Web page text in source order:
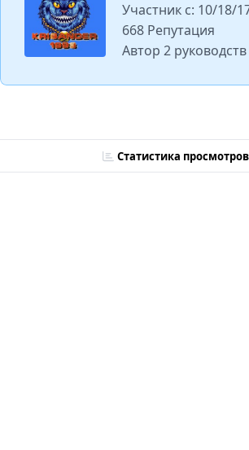
Участник с: 10/18/
668 Репутация
Автор 2 руководств
Статистика